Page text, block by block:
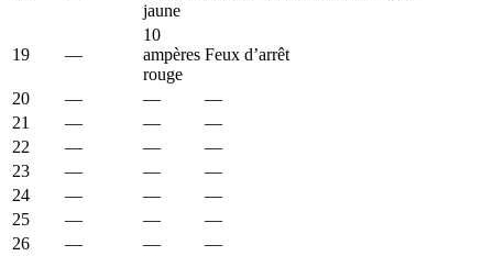
jaune
19 —
10
ampères
rouge
Feux d’arrêt
20 — —
—
21
— —
—
22
— —
—
23
— —
—
24
— —
—
25
— —
—
26
— — —